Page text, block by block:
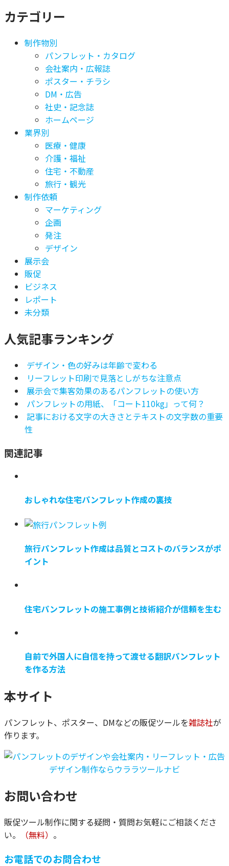
カテゴリー
制作物別
パンフレット・カタログ
会社案内・広報誌
ポスター・チラシ
DM・広告
社史・記念誌
ホームページ
業界別
医療・健康
介護・福祉
住宅・不動産
旅行・観光
制作依頼
マーケティング
企画
発注
デザイン
展示会
販促
ビジネス
レポート
未分類
人気記事ランキング
デザイン・色の好みは年齢で変わる
リーフレット印刷で見落としがちな注意点
展示会で集客効果のあるパンフレットの使い方
パンフレットの用紙、「コート110kg」って何？
記事における文字の大きさとテキストの文字数の重要
性
関連記事
おしゃれな住宅パンフレット作成の裏技
旅行パンフレット作成は品質とコストのバランスがポ
イント
住宅パンフレットの施工事例と技術紹介が信頼を生む
自前で外国人に自信を持って渡せる翻訳パンフレット
を作る方法
本サイト
パンフレット、ポスター、DMなどの販促ツールを雑誌社が
作ります。
お問い合わせ
販促ツール制作に関する疑問・質問お気軽にご相談くださ
い。
（無料） 。
お電話でのお問合わせ